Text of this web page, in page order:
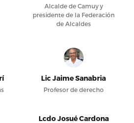
Alcalde de Camuy y
presidente de la Federación
de Alcaldes
Lic Jaime Sanabria
Profesor de derecho
Lcdo Josué Cardona